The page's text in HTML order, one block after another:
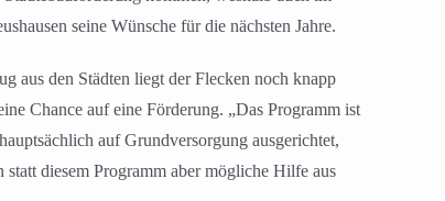
seine Wünsche für die nächsten Jahre.
aus den Städten liegt der Flecken noch knapp
Chance auf eine Förderung. „Das Programm ist
auf Grundversorgung ausgerichtet,
diesem Programm aber mögliche Hilfe aus